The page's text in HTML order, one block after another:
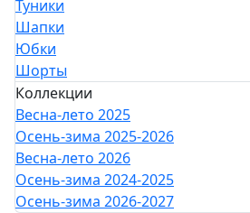
Туники
Шапки
Юбки
Шорты
Коллекции
Весна-лето 2025
Осень-зима 2025-2026
Весна-лето 2026
Осень-зима 2024-2025
Осень-зима 2026-2027